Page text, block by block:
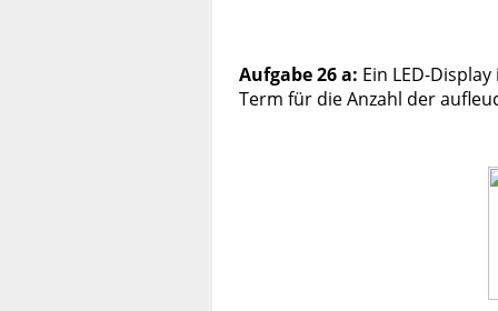
Aufgabe 26 a: Ein LED-
Term für die Anzahl der